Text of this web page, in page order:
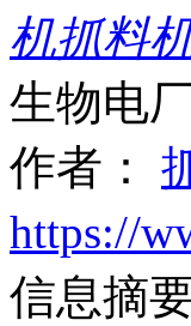
机抓料
生物电
作者：
https://
信息摘要